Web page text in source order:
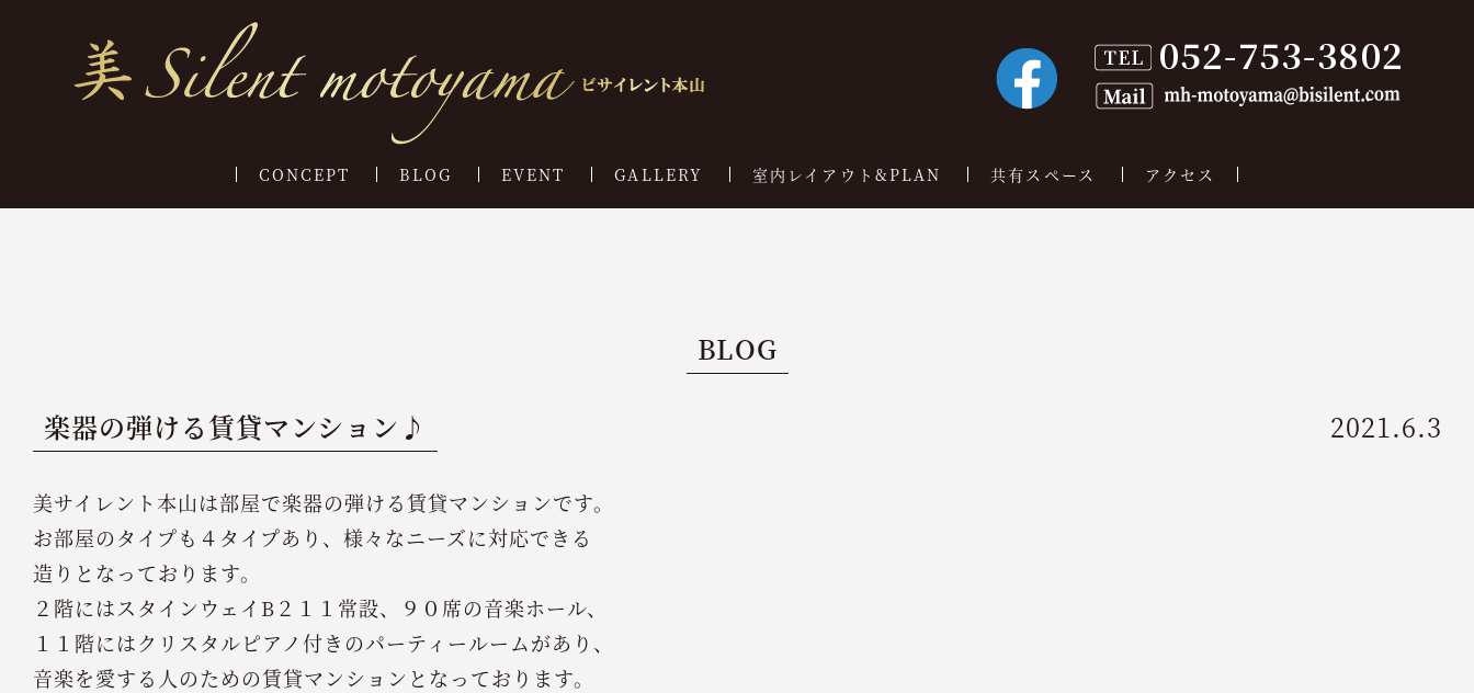
CONCEPT BLOG EVENT GALLERY 室内レイアウト&PLAN 共有スペース アクセス
BLOG
楽器の弾ける賃貸マンション♪ 2021.6.3
美サイレント本山は部屋で楽器の弾ける賃貸マンションです。
お部屋のタイプも４タイプあり、様々なニーズに対応できる
造りとなっております。
２階にはスタインウェイB２１１常設、９０席の音楽ホール、
１１階にはクリスタルピアノ付きのパーティールームがあり、
音楽を愛する人のための賃貸マンションとなっております。